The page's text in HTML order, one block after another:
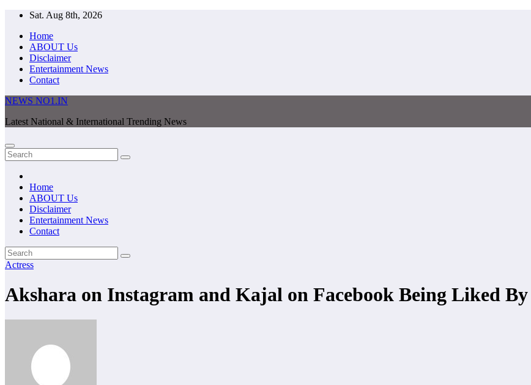
Skip
content
Sat. Aug 8th, 2026
Home
ABOUT Us
Disclaimer
Entertainment News
Contact
NEWS NO1.IN
Latest National & International Trending News
Home
ABOUT Us
Disclaimer
Entertainment News
Contact
Actress
Akshara on Instagram and Kajal on Facebook Being Liked